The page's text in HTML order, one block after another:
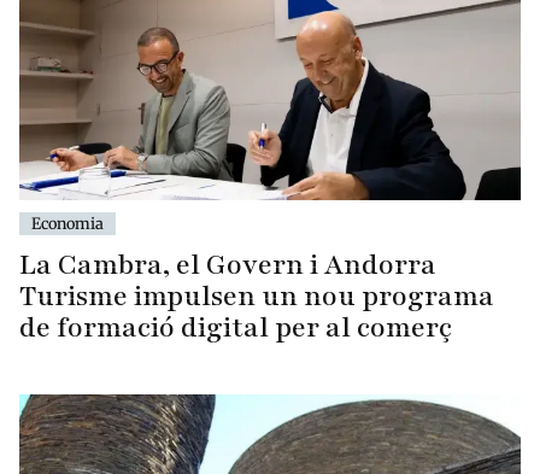
Economia
La Cambra, el Govern i Andorra
Turisme impulsen un nou programa
de formació digital per al comerç